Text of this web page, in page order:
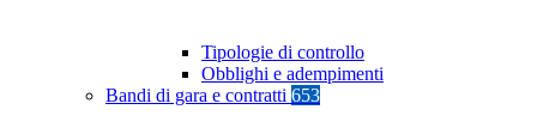
Tipologie di controllo
Obblighi e adempimenti
Bandi di gara e contratti 653